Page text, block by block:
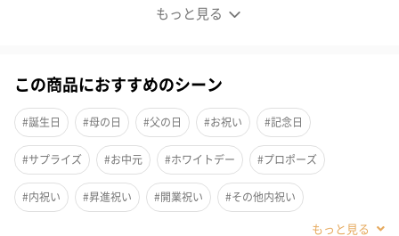
もっと見る
この商品におすすめのシーン
#誕生日 #母の日 #父の日 #お祝い #記念日
#サプライズ #お中元 #ホワイトデー #プロポーズ
#内祝い #昇進祝い #開業祝い #その他内祝い